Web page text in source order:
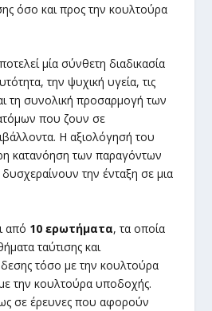
όσο και προς την κουλτούρα
μία σύνθετη διαδικασία
την ψυχική υγεία, τις
τη συνολική προσαρμογή των
που ζουν σε
Η αξιολόγησή του
κατανόηση των παραγόντων
την ένταξη σε μια
από 10 ερωτήματα, τα οποία
ταύτισης και
τόσο με την κουλτούρα
την κουλτούρα υποδοχής.
σε έρευνες που αφορούν